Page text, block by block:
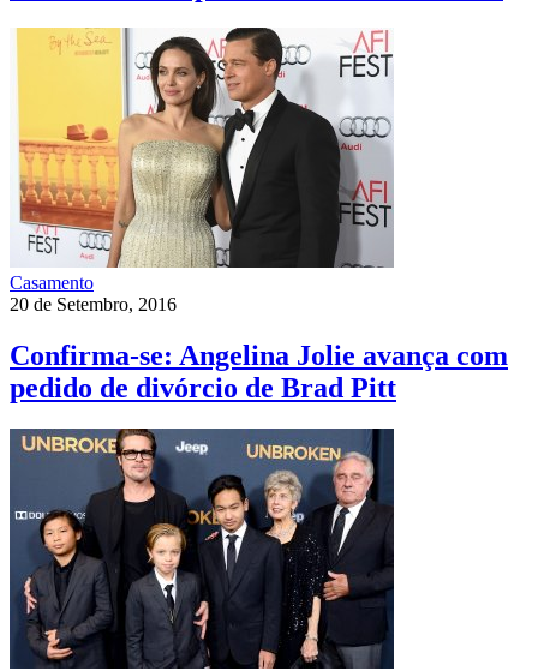
Casamento
20 de Setembro, 2016
Confirma-se: Angelina Jolie avança com
pedido de divórcio de Brad Pitt